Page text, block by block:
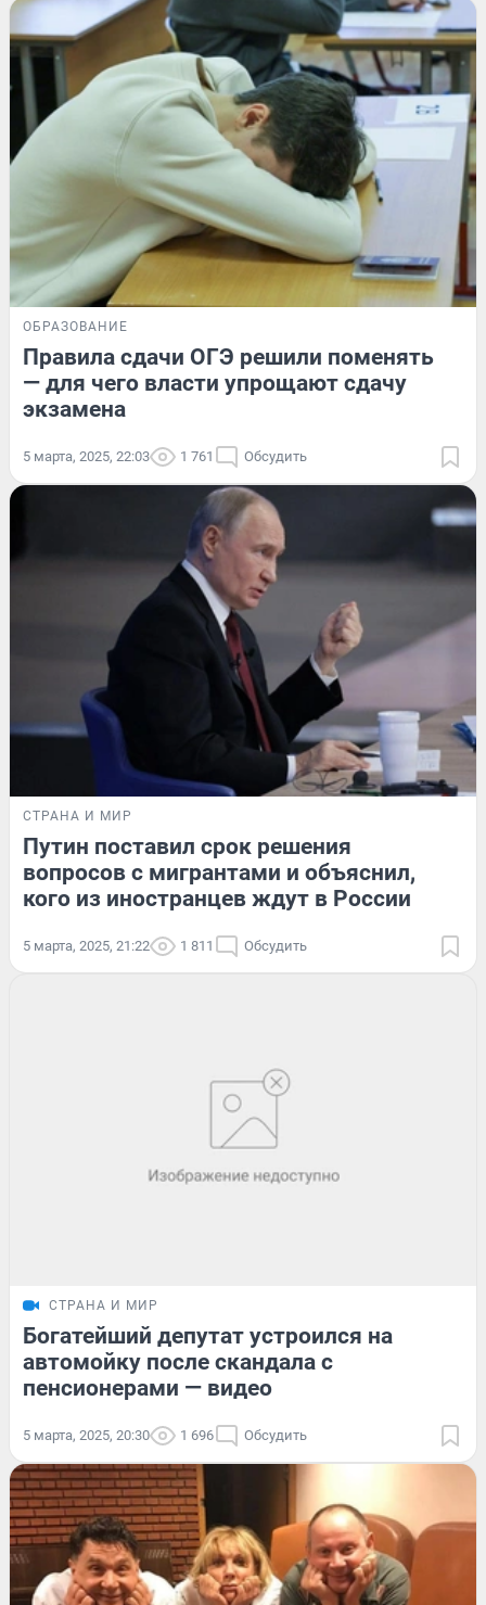
ОБРАЗОВАНИЕ
Правила сдачи ОГЭ решили поменять
— для чего власти упрощают сдачу
экзамена
5 марта, 2025, 22:03 1 761 Обсудить
СТРАНА И МИР
Путин поставил срок решения
вопросов с мигрантами и объяснил,
кого из иностранцев ждут в России
5 марта, 2025, 21:22 1 811 Обсудить
СТРАНА И МИР
Богатейший депутат устроился на
автомойку после скандала с
пенсионерами — видео
5 марта, 2025, 20:30 1 696 Обсудить